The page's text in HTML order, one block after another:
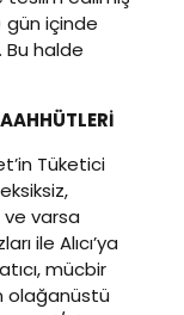
gün içinde
Bu halde
Tüketici
varsa
ile Alıcı’ya
mücbir
olağanüstü